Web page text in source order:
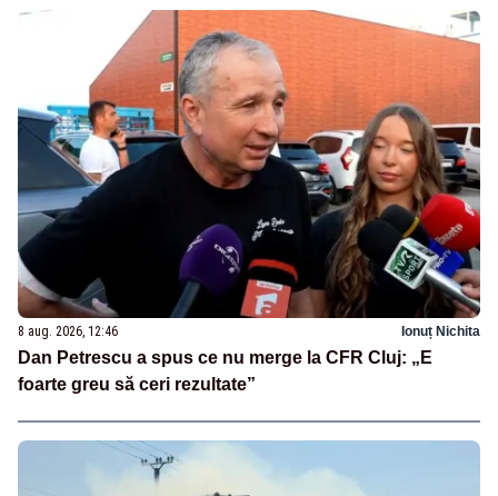
8 aug. 2026, 12:46 Ionuț Nichita
Dan Petrescu a spus ce nu merge la CFR Cluj: „E
foarte greu să ceri rezultate”